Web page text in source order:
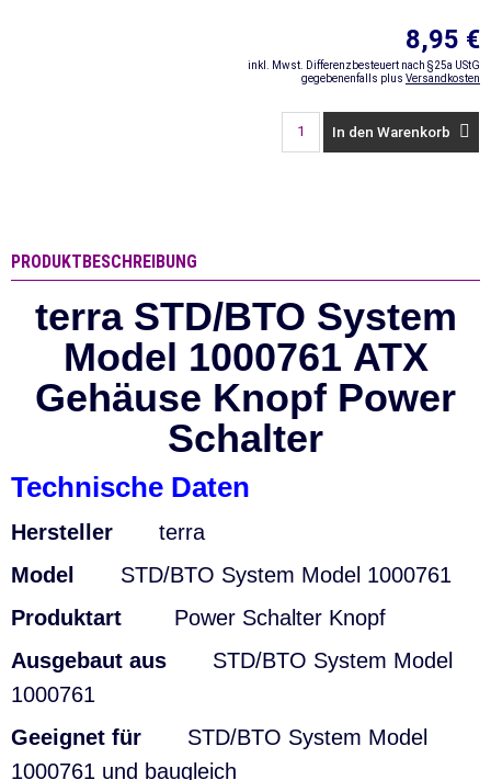
8,95 €
inkl. Mwst. Differenzbesteuert nach §25a UStG
gegebenenfalls plus Versandkosten
In den Warenkorb
PRODUKTBESCHREIBUNG
terra STD/BTO System
Model 1000761 ATX
Gehäuse Knopf Power
Schalter
Technische Daten
Hersteller
terra
Model
STD/BTO System Model 1000761
Produktart
Power Schalter Knopf
Ausgebaut aus
STD/BTO System Model
1000761
Geeignet für
STD/BTO System Model
1000761 und baugleich